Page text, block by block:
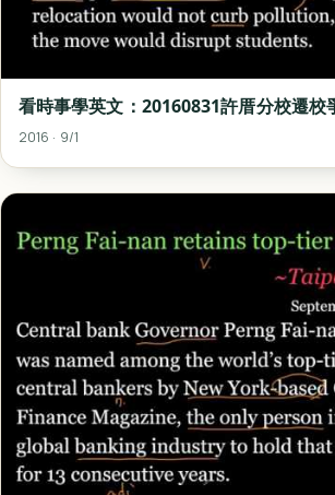
看時事學英文：20160831許厝分校遷校
2016 · 9/1